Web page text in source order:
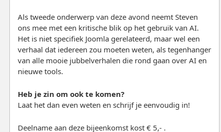
Als tweede onderwerp van deze avond neemt Steven
ons mee met een kritische blik op het gebruik van AI.
Het is niet specifiek Joomla gerelateerd, maar wel een
verhaal dat iedereen zou moeten weten, als tegenhanger
van alle mooie jubbelverhalen die rond gaan over AI en
nieuwe tools.
Heb je zin om ook te komen?
Laat het dan even weten en schrijf je eenvoudig in!
Deelname aan deze bijeenkomst kost € 5,- .